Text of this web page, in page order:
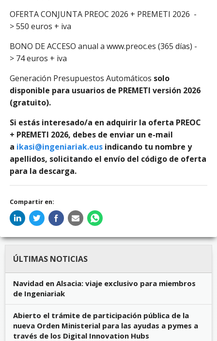
OFERTA CONJUNTA PREOC 2026 + PREMETI 2026 -
> 550 euros + iva
BONO DE ACCESO anual a www.preoc.es (365 días) -
> 74 euros + iva
Generación Presupuestos Automáticos solo
disponible para usuarios de PREMETI versión 2026
(gratuito).
Si estás interesado/a en adquirir la oferta PREOC
+ PREMETI 2026, debes de enviar un e-mail
a ikasi@ingeniariak.eus indicando tu nombre y
apellidos, solicitando el envío del código de oferta
para la descarga.
Compartir en:
ÚLTIMAS NOTICIAS
Navidad en Alsacia: viaje exclusivo para miembros
de Ingeniariak
Abierto el trámite de participación pública de la
nueva Orden Ministerial para las ayudas a pymes a
través de los Digital Innovation Hubs